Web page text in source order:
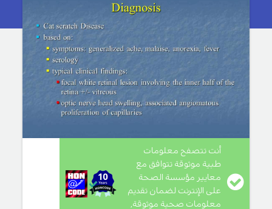
أنت تتصفح معلومات
طبية موثوقة تتوافق مع
معايير مؤسسة الصحة
على الإنترنت لضمان تقديم
معلومات صحية موثوقة,